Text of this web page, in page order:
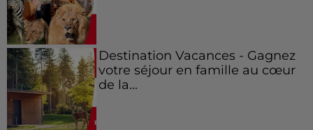
Destination Vacances - Gagnez
votre séjour en famille au cœur
de la...